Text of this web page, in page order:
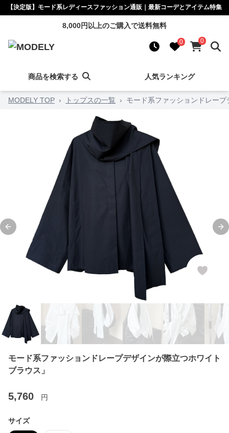
【決定版】モード系レディースファッション通販｜最新コーデとアイテム特集
8,000円以上のご購入で送料無料
0 0
商品を検索する 人気ランキング
MODELY TOP › トップスの一覧 › モード系ファッションドレー
Previous slide
モード系ファッションドレープデザインが際立つホワイト
ブラウス」
5,760 円
サイズ